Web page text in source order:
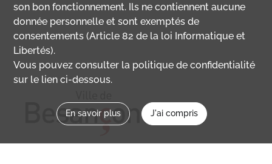
son bon fonctionnement. Ils ne contiennent aucune
donnée personnelle et sont exemptés de
consentements (Article 82 de la loi Informatique et
Libertés).
Vous pouvez consulter la politique de confidentialité
sur le lien ci-dessous.
En savoir plus J'ai compris